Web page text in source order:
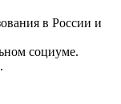
в России и
социуме.